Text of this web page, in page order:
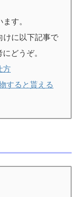
す。
けに以下記事で
どうぞ。
方
すると貰える